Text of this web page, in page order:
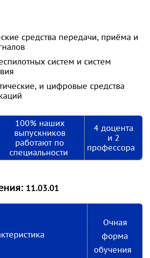
средства передачи, приёма и
систем и систем
и цифровые средства
100% наших
выпускников
работают по
специальности
4 доцента
и 2
профессора
11.03.01
Очная
форма
обучения